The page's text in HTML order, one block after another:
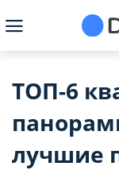
ТОП-6
лучшие